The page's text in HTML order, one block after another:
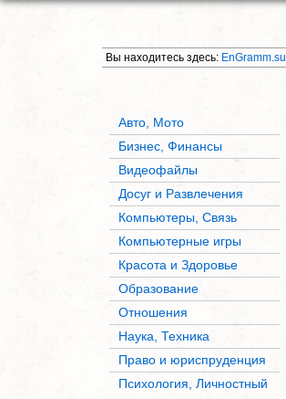
Вы находитесь здесь: EnGramm.su
Авто, Мото
Бизнес, Финансы
Видеофайлы
Досуг и Развлечения
Компьютеры, Связь
Компьютерные игры
Красота и Здоровье
Образование
Отношения
Наука, Техника
Право и юриспруденция
Психология, Личностный